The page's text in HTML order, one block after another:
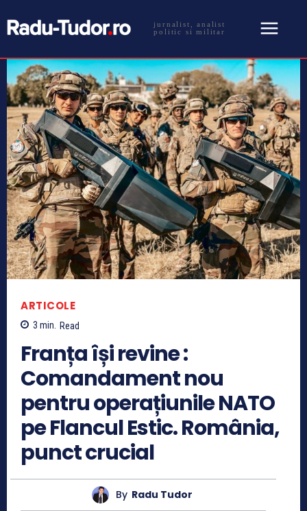
jurnalist, analist
politic si militar
ARTICOLE
3 min. Read
Franța își revine :
Comandament nou
pentru operațiunile NATO
pe Flancul Estic. România,
punct crucial
By Radu Tudor